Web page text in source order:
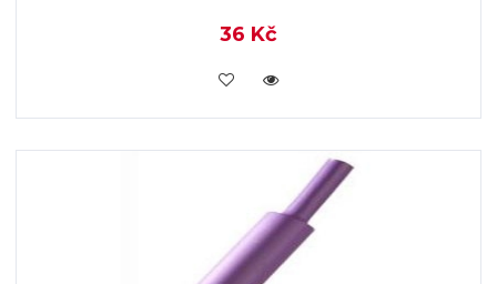
36 Kč
VLOŽIT DO KOŠÍKU